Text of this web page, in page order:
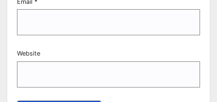
Email *
Website